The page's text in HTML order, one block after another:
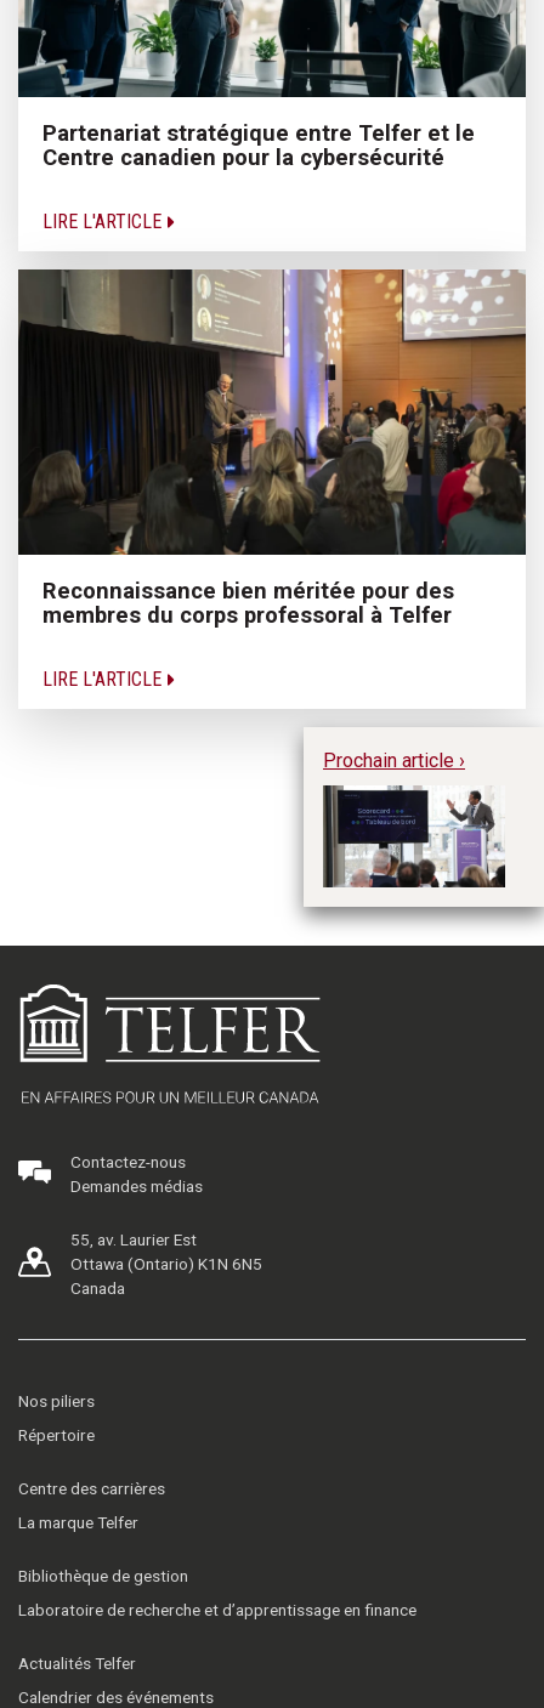
Partenariat stratégique entre Telfer et le
Centre canadien pour la cybersécurité
LIRE L'ARTICLE
Reconnaissance bien méritée pour des
membres du corps professoral à Telfer
LIRE L'ARTICLE
Prochain article ›
Contactez-nous
Demandes médias
55, av. Laurier Est
Ottawa (Ontario) K1N 6N5
Canada
Nos piliers
Répertoire
Centre des carrières
La marque Telfer
Bibliothèque de gestion
Laboratoire de recherche et d’apprentissage en finance
Actualités Telfer
Calendrier des événements